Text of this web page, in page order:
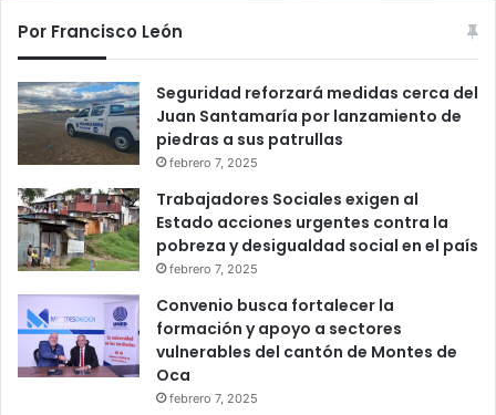
Por Francisco León
Seguridad reforzará medidas cerca del
Juan Santamaría por lanzamiento de
piedras a sus patrullas
febrero 7, 2025
Trabajadores Sociales exigen al
Estado acciones urgentes contra la
pobreza y desigualdad social en el país
febrero 7, 2025
Convenio busca fortalecer la
formación y apoyo a sectores
vulnerables del cantón de Montes de
Oca
febrero 7, 2025